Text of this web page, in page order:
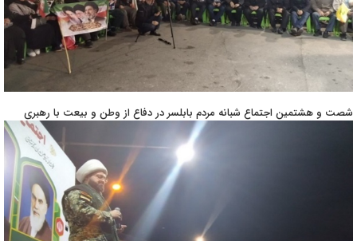
شصت و هشتمین اجتماع شبانه مردم بابلسر در دفاع از وطن و بیعت با رهبری